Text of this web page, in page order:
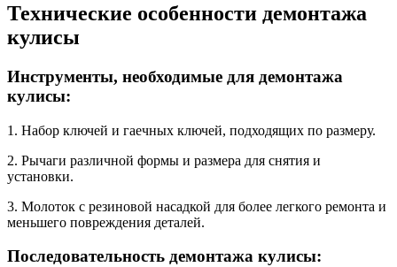
Технические особенности демонтажа
кулисы
Инструменты, необходимые для демонтажа
кулисы:
1. Набор ключей и гаечных ключей, подходящих по размеру.
2. Рычаги различной формы и размера для снятия и
установки.
3. Молоток с резиновой насадкой для более легкого ремонта и
меньшего повреждения деталей.
Последовательность демонтажа кулисы: